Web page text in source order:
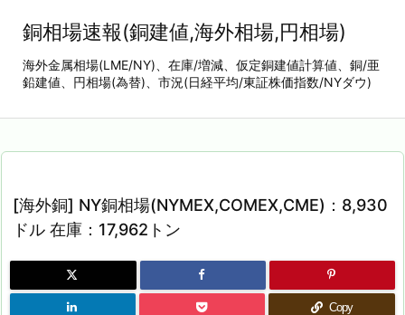
銅相場速報(銅建値,海外相場,円相場)
海外金属相場(LME/NY)、在庫/増減、仮定銅建値計算値、銅/亜
鉛建値、円相場(為替)、市況(日経平均/東証株価指数/NYダウ)
[海外銅] NY銅相場(NYMEX,COMEX,CME)：8,930
ドル 在庫：17,962トン
Copy